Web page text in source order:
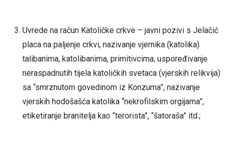
Uvrede na račun Katoličke crkve – javni pozivi s Jelačić
placa na paljenje crkvi, nazivanje vjernika (katolika)
talibanima, katolibanima, primitivcima, uspoređivanje
neraspadnutih tijela katoličkih svetaca (vjerskih relikvija)
sa “smrznutom govedinom iz Konzuma”, nazivanje
vjerskih hodošašća katolika “nekrofilskim orgijama”,
etiketiranje branitelja kao “terorista”, “šatoraša” itd.;